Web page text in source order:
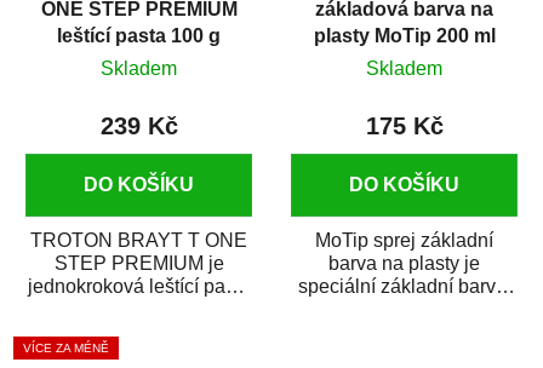
ONE STEP PREMIUM
leštící pasta 100 g
Skladem
239 Kč
DO KOŠÍKU
TROTON BRAYT T ONE
STEP PREMIUM je
jednokroková leštící pasta
obsahem vysoce
kvalitního...
základová barva na
plasty MoTip 200 ml
Skladem
175 Kč
DO KOŠÍKU
MoTip sprej základní
barva na plasty je
speciální základní barva,
VÍCE ZA MÉNĚ